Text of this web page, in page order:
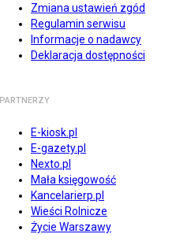
Zmiana ustawień zgód
Regulamin serwisu
Informacje o nadawcy
Deklaracja dostępności
PARTNERZY
E-kiosk.pl
E-gazety.pl
Nexto.pl
Mała księgowość
Kancelarierp.pl
Wieści Rolnicze
Życie Warszawy